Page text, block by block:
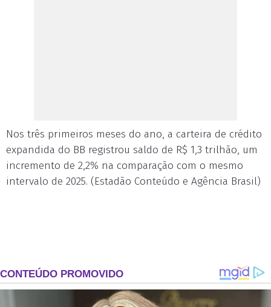
Nos três primeiros meses do ano, a carteira de crédito
expandida do BB registrou saldo de R$ 1,3 trilhão, um
incremento de 2,2% na comparação com o mesmo
intervalo de 2025. (Estadão Conteúdo e Agência Brasil)